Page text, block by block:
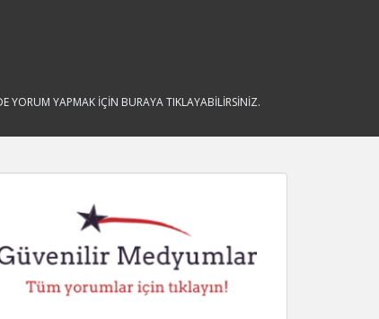
YORUM YAPMAK İÇİN BURAYA TIKLAYABİLİRSİNİZ.